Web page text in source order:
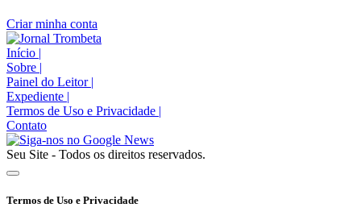
Criar minha conta
Início |
Sobre |
Painel do Leitor |
Expediente |
Termos de Uso e Privacidade |
Contato
Seu Site - Todos os direitos reservados.
Termos de Uso e Privacidade